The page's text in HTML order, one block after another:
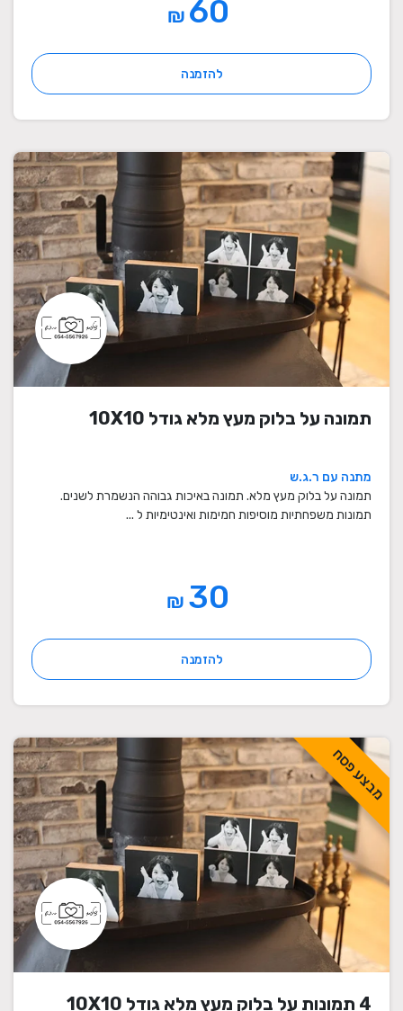
₪
להזמנה
תמונה על בלוק מעץ מלא גודל 10X10
מתנה עם ר.ג.ש
תמונה על בלוק מעץ מלא. תמונה באיכות גבוהה הנשמרת לשנים.
תמונות משפחתיות מוסיפות חמימות ואינטימיות ל ...
₪
להזמנה
מבצע פסח
4 תמונות על בלוק מעץ מלא גודל 10X10